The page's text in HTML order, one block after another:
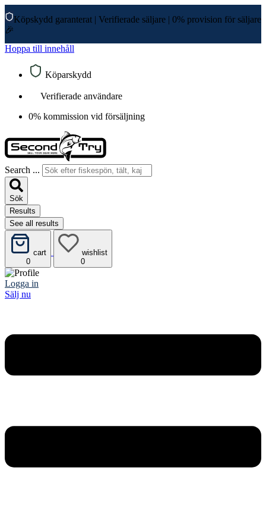
Köpskydd garanterat | Verifierade säljare | 0% provision för säljare
🎉
Hoppa till innehåll
Köparskydd
Verifierade användare
0% kommission vid försäljning
Search ...
Sök
Results
See all results
cart
0
wishlist
0
Logga in
Sälj nu